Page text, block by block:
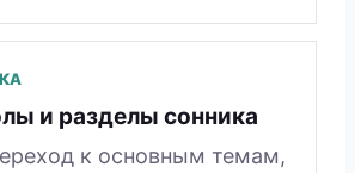
и разделы сонника
к основным темам,